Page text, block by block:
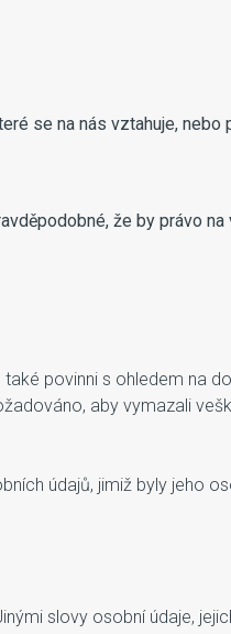
se na nás vztahuje, nebo
že by právo
povinni s ohledem na
aby vymazali
údajů, jimiž byly jeho
slovy osobní údaje,